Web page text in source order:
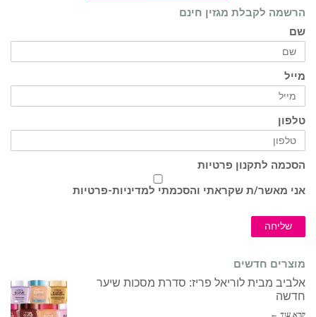
הרשמה לקבלת מגזין חינם
שם
מייל
טלפון
הסכמה לתקנון פרטיות
אני מאשר/ת שקראתי והסכמתי למדיניות-פרטיות
שליחה
מוצרים חדשים
אלביב מבית לוריאל פריז: סדרת מסכות שיער
חדשה
קרא עוד ←